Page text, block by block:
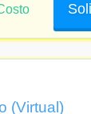
(Virtual)